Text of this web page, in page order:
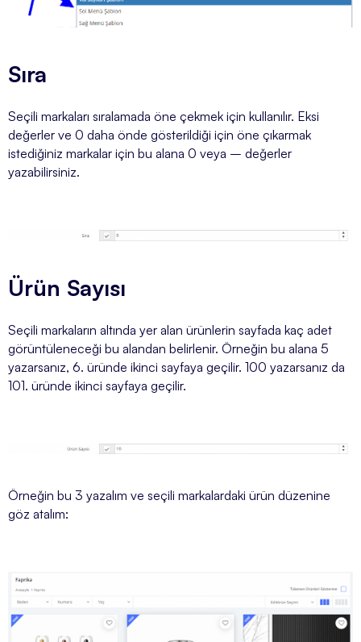
Sıra
Seçili markaları sıralamada öne çekmek için kullanılır. Eksi
değerler ve 0 daha önde gösterildiği için öne çıkarmak
istediğiniz markalar için bu alana 0 veya – değerler
yazabilirsiniz.
Ürün Sayısı
Seçili markaların altında yer alan ürünlerin sayfada kaç adet
görüntüleneceği bu alandan belirlenir. Örneğin bu alana 5
yazarsanız, 6. üründe ikinci sayfaya geçilir. 100 yazarsanız da
101. üründe ikinci sayfaya geçilir.
Örneğin bu 3 yazalım ve seçili markalardaki ürün düzenine
göz atalım: